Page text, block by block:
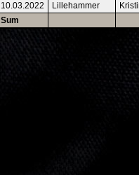
10.03.2022
Lillehammer
Sum